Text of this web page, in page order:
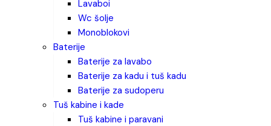
lavaboi
wc šolje
monoblokovi
baterije
baterije za lavabo
baterije za kadu i tuš kadu
baterije za sudoperu
tuš kabine i kade
tuš kabine i paravani